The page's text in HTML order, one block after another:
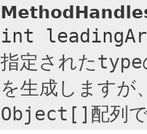
int
指定されたtype
を生成しますが
Object[] 配列